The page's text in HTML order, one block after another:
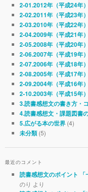
2-01.2012年（平成24年
2-02.2011年（平成23年
2-03.2010年（平成22年
2-04.2009年（平成21年
2-05.2008年（平成20年
2-06.2007年（平成19年
2-07.2006年（平成18年
2-08.2005年（平成17年
2-09.2004年（平成16年
2-10.2003年（平成15年
3.読書感想文の書き方・
4.読書感想文・課題図書
5.広がる本の世界(4)
未分類(5)
最近のコメント
読書感想文のポイント
のり より